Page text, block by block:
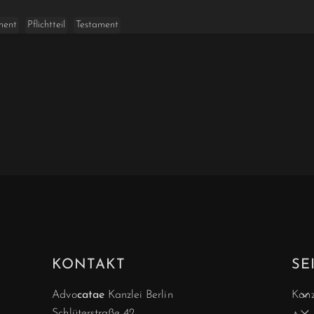
Pflichtteil Testament
KONTAKT
AdvocataeKanzlei Berlin